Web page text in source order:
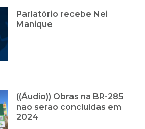
Parlatório recebe Nei
Manique
((Áudio)) Obras na BR-285
não serão concluídas em
2024